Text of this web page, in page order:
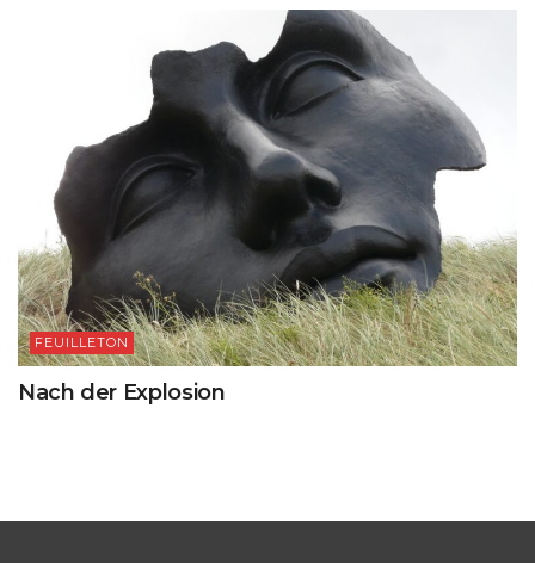
FEUILLETON
Nach der Explosion